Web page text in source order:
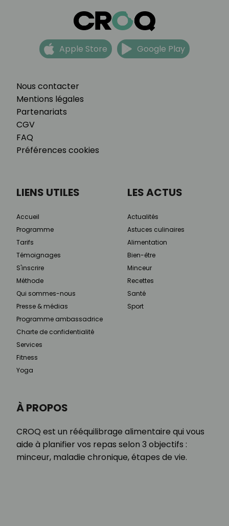
Nous contacter
Mentions légales
Partenariats
CGV
FAQ
Préférences cookies
Apple Store Google Play
À PROPOS
CROQ est un rééquilibrage alimentaire qui vous
aide à planifier vos repas selon 3 objectifs :
minceur, maladie chronique, étapes de vie.
LIENS UTILES
Accueil
Programme
Tarifs
Témoignages
S'inscrire
Méthode
Qui sommes-nous
Presse & médias
Programme ambassadrice
Charte de confidentialité
Services
Fitness
Yoga
LES ACTUS
Actualités
Astuces culinaires
Alimentation
Bien-être
Minceur
Recettes
Santé
Sport